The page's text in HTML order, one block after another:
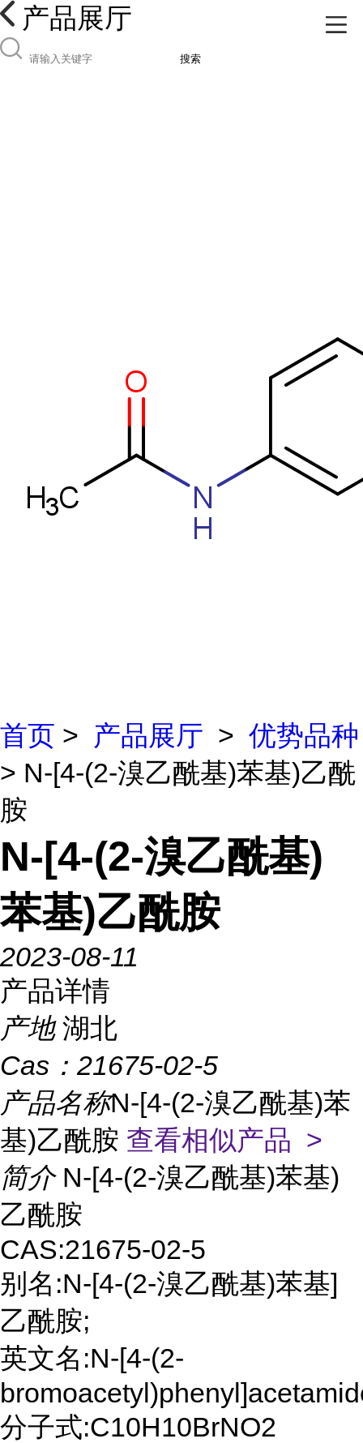
产品展厅
搜索
首页 > 产品展厅 > 优势品种
> N-[4-(2-溴乙酰基)苯基)乙酰
胺
N-[4-(2-溴乙酰基)
苯基)乙酰胺
2023-08-11
产品详情
产地 湖北
Cas： 21675-02-5
产品名称N-[4-(2-溴乙酰基)苯
基)乙酰胺 查看相似产品 >
简介 N-[4-(2-溴乙酰基)苯基)
乙酰胺
CAS:21675-02-5
别名:N-[4-(2-溴乙酰基)苯基]
乙酰胺;
英文名:N-[4-(2-
分子式:C10H10BrNO2